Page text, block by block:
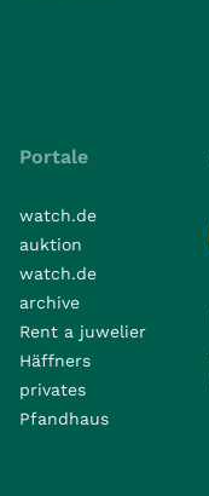
Portale
watch.de
auktion
watch.de
archive
Rent a juwelier
Häffners
privates
Pfandhaus